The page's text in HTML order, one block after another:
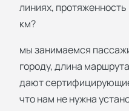
линиях,
км?
мы занимаемся
городу, длина
дают
что нам не нужна